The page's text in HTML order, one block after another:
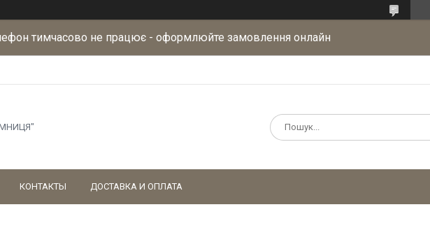
тимчасово не працює - оформлюйте замовлення онлайн
КОНТАКТЫ ДОСТАВКА И ОПЛАТА